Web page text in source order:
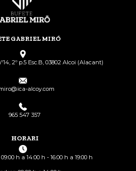
GABRIEL MIRÓ
2º p.5 Esc.B, 03802 Alcoi (Alacant)
alcoy.com
965 547 357
HORARI
h a 14:00 h - 16:00 h a 19:00 h